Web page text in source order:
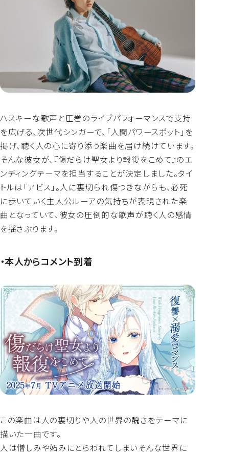
ハスキーな歌声と圧巻のライブパフォーマンスで支持
を広げる、次世代シンガーで、「人間パワースポット」を
掲げ、聴く人の心に寄り添う楽曲を届け続けています。
そんな彼女が、『傷だらけ聖女より報復をこめて』のエ
ンディングテーマを担当することが決定しました。タイ
トルは「アビス」。人に裏切られ傷つきながらも、必死
に歩いていく主人公ルーアの気持ちが表現された楽
曲となっていて、彼女の圧倒的な歌声が聴く人の感情
を揺さぶります。
・本人からコメント到着
この楽曲は人の裏切りや人の世界の醜さをテーマに
描いた一曲です。
人は憎しみや妬みにとらわれてしまいそんな世界に